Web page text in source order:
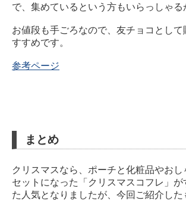
で、集めているという方もいらっしゃる
お値段も手ごろなので、友チョコとして
すすめです。
参考ページ
まとめ
クリスマスなら、ポーチと化粧品やお
セットになった「クリスマスコフレ」が
た人気となりましたが、今回ご紹介した